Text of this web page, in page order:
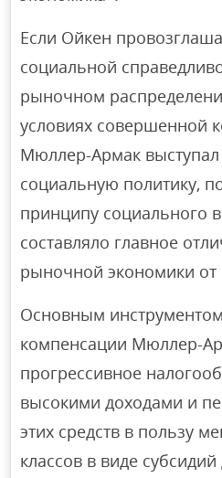
Если Ойкен
социальной
рыночном
условиях совершенной
Мюллер-Армак выступал
социальную политику,
принципу социального
составляло главное
рыночной экономики от
Основным
компенсации Мюллер-
прогрессивное
высокими доходами и
этих средств в пользу
классов в виде